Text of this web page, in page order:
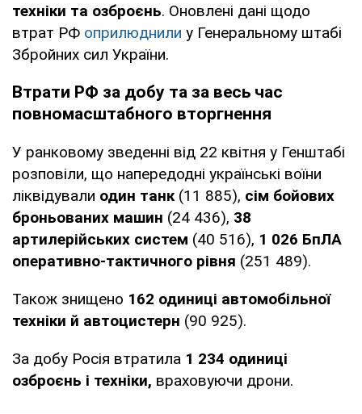
техніки та озброєнь. Оновлені дані щодо
втрат РФ оприлюднили у Генеральному штабі
Збройних сил України.
Втрати РФ за добу та за весь час
повномасштабного вторгнення
У ранковому зведенні від 22 квітня у Генштабі
розповіли, що напередодні українські воїни
ліквідували один танк(11 885), сім бойових
броньованих машин (24 436), 38
артилерійських систем (40 516), 1 026 БпЛА
оперативно-тактичного рівня (251 489).
Також знищено 162 одиниці автомобільної
техніки й автоцистерн (90 925).
За добу Росія втратила 1 234 одиниці
озброєнь і техніки, враховуючи дрони.